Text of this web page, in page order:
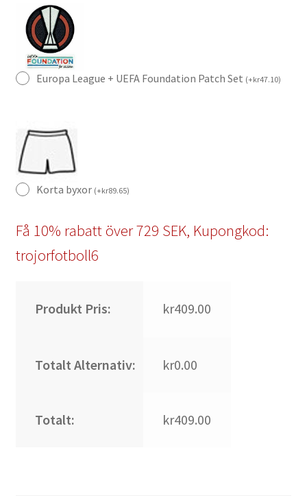
Europa League + UEFA Foundation Patch Set (+kr47.10)
Korta byxor (+kr89.65)
Få 10% rabatt över 729 SEK, Kupongkod:
trojorfotboll6
Produkt Pris: kr409.00
Totalt Alternativ: kr0.00
Totalt: kr409.00